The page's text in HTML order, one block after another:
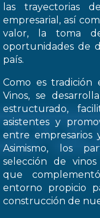
las trayectorias
empresarial, así
valor, la toma
oportunidades de
país.
Como es
Vinos, se
estructurado,
asistentes y
entre empresarios
Asimismo, los
selección de vinos
que
entorno propicio
construcción de